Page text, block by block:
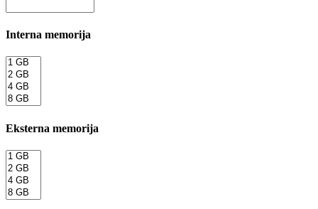
Interna memorija
Eksterna memorija